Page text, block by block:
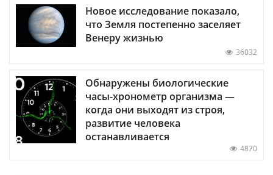
Новое исследование показало,
что Земля постепенно заселяет
Венеру жизнью
36032
Обнаружены биологические
часы-хронометр организма —
когда они выходят из строя,
развитие человека
останавливается
4870